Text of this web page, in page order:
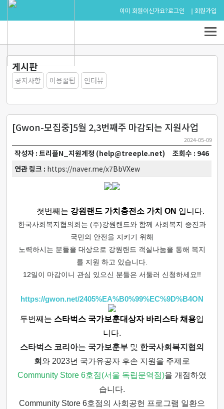
이미 회원이신가요?로그인 회원가입
게시판
공지사항 이용꿀팁 인터뷰
[Gwon-모집중]5월 2,3번째주 마감되는 지원사업
2024-05-09
작성자 : 트리플N_지원계정 (help@treeple.net)
조회수 : 946
연관 링크 : https://naver.me/x7BbVXew
첫번째는 강원랜드 가치충전소 가치 ON 입니다.
한국사회복지협의회는 (주)강원랜드와 함께 사회복지 증진과
국민의 안전을 지키기 위해
노력하시는 분들을 대상으로 강원랜드 객실나눔을 통해 복지
를 지원 하고 있습니다.
12일이 마감이니 관심 있으신 분들은 서둘러 신청하세요!!
https://gwon.net/2405%EA%B0%99%EC%9D%B4ON
두번째는 스타벅스 국가보훈대상자 바리스타 채용입
니다.
스타벅스 코리아는 국가보훈부및 한국사회복지협의
회 와 2023년 국가유공자 후손 지원을 주제로
Community Store 6호점(서울 독립문역점)을 개점하였
습니다.
Community Store 6호점의 사회공헌 프로그램 일환으